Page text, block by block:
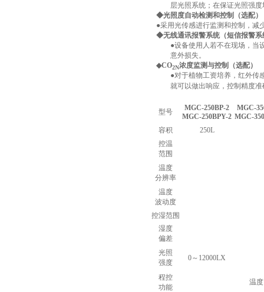
层光照系统；在保证光照强
◆光照度自动检测和控制（选配）
●采用光传感进行监测和控制，减
◆无线通讯报警系统（短信报警系
●设备使用人若不在现场，当
意外损失。
◆CO2N浓度监测与控制（选配）
●对于植物工资培养，红外传
就可以做出响应，控制精度
型号
MGC-250BP-2
MGC-250BPY-2
MGC-
MGC-
容积
250L
控温
范围
温度
分辨率
温度
波动度
控湿范围
湿度
偏差
光照
强度
0～ 12000LX
程控
功能
温